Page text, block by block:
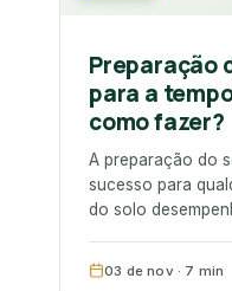
Preparação
para a
como fazer?
A preparação do
sucesso para
do solo
03 de nov · 7 min